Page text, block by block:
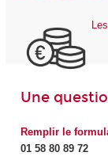
Une
Remplir le
01 58 80 89 72